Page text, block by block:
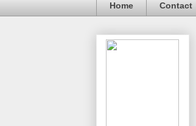
Home Contact